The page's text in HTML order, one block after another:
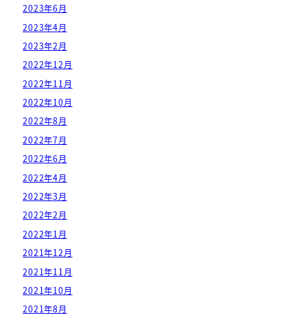
2023年6月
2023年4月
2023年2月
2022年12月
2022年11月
2022年10月
2022年8月
2022年7月
2022年6月
2022年4月
2022年3月
2022年2月
2022年1月
2021年12月
2021年11月
2021年10月
2021年8月